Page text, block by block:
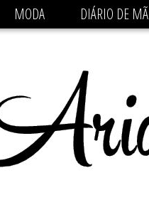
MODA DIÁRIO DE